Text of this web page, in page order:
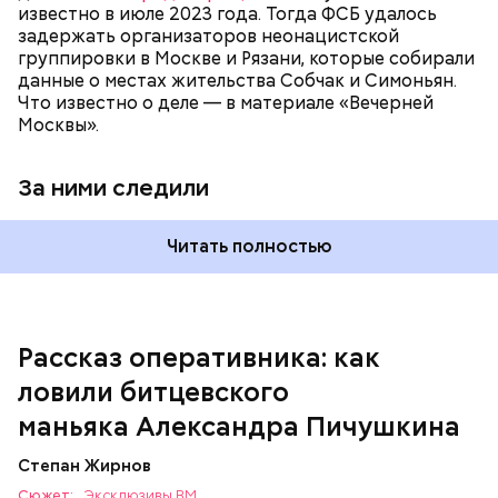
известно в июле 2023 года. Тогда ФСБ удалось
задержать организаторов неонацистской
группировки в Москве и Рязани, которые собирали
данные о местах жительства Собчак и Симоньян.
Что известно о деле — в материале «Вечерней
Москвы».
За ними следили
Читать полностью
Рассказ оперативника: как
ловили битцевского
маньяка Александра Пичушкина
Степан Жирнов
Первые сутки в отделении Александр все отрицал.
Его периодически приводили из камеры и
объясняли, что улики говорят о том, что он точно